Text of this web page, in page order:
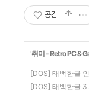
공감
'취미 - Retro PC &
[DOS] 태백한글
[DOS] 태백한글